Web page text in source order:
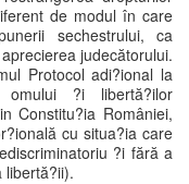
de modul în care
sechestrului, ca
judecătorului.
Protocol adi?ional la
omului ?i libertă?ilor
Constitu?ia României,
cu situa?ia care
?i fără a
libertă?ii).